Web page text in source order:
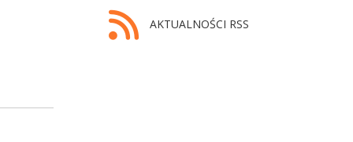
AKTUALNOŚCI RSS